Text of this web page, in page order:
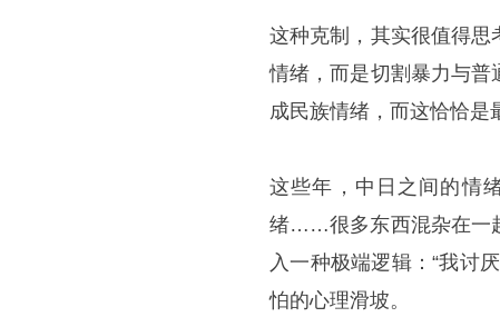
这种克制，其实很值得思
情绪，而是切割暴力与普
成民族情绪，而这恰恰是
这些年，中日之间的情
绪……很多东西混杂在一
入一种极端逻辑：“我讨
怕的心理滑坡。